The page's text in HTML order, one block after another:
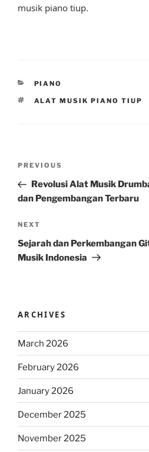
musik piano tiup.
CATEGORIES
PIANO
TAGS
ALAT MUSIK PIANO TIUP
Previous
Post
PREVIOUS
Revolusi Alat Musik
dan Pengembangan Terbaru
Next
Post
NEXT
Sejarah dan Perkembangan
Musik Indonesia
ARCHIVES
March 2026
February 2026
January 2026
December 2025
November 2025